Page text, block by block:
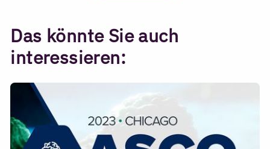
Das könnte Sie auch
interessieren: